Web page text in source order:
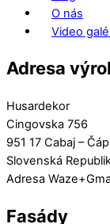
O nás
Video
Adresa
Husardekor
Cingovska 756
951 17 Cabaj –
Slovenská
Adresa
Fasády